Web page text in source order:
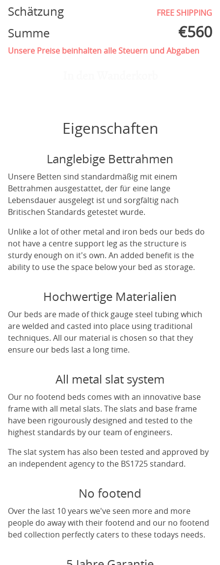
Schätzung FREE SHIPPING
Summe €560
Unsere Preise beinhalten alle Steuern und Abgaben
Eigenschaften
Langlebige Bettrahmen
Unsere Betten sind standardmäßig mit einem
Bettrahmen ausgestattet, der für eine lange
Lebensdauer ausgelegt ist und sorgfältig nach
Britischen Standards getestet wurde.
Unlike a lot of other metal and iron beds our beds do
not have a centre support leg as the structure is
sturdy enough on it's own. An added benefit is the
ability to use the space below your bed as storage.
Hochwertige Materialien
Our beds are made of thick gauge steel tubing which
are welded and casted into place using traditional
techniques. All our material is chosen so that they
ensure our beds last a long time.
All metal slat system
Our no footend beds comes with an innovative base
frame with all metal slats. The slats and base frame
have been rigourously designed and tested to the
highest standards by our team of engineers.
The slat system has also been tested and approved by
an independent agency to the BS1725 standard.
No footend
Over the last 10 years we've seen more and more
people do away with their footend and our no footend
bed collection perfectly caters to these todays needs.